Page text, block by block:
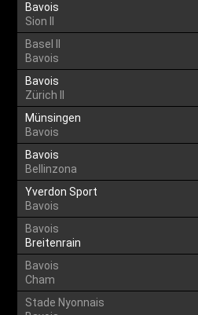
Bavois
Sion II
Basel II
Bavois
Bavois
Zürich II
Münsingen
Bavois
Bavois
Bellinzona
Yverdon Sport
Bavois
Bavois
Breitenrain
Bavois
Cham
Stade Nyonnais